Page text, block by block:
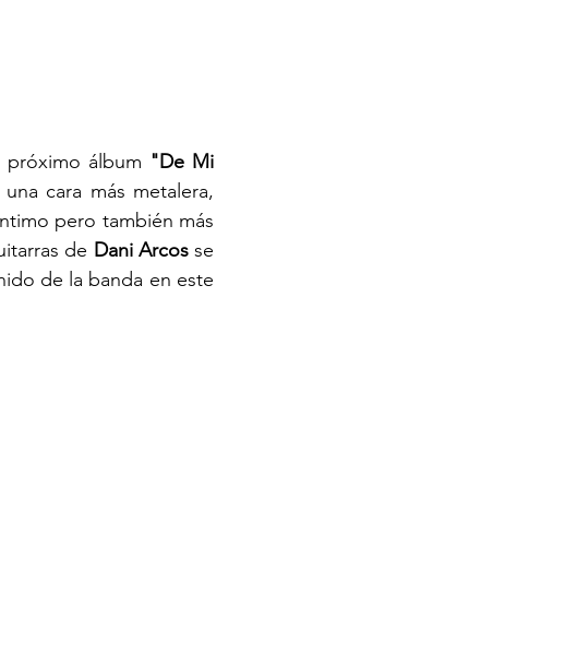
álbum "De Mi
cara más metalera,
pero también más
de Dani Arcos se
de la banda en este